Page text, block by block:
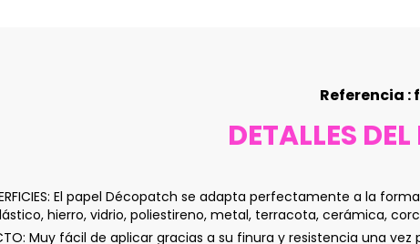
Referencia :
DETALLES
El papel Décopatch se adapta perfectamente a la
hierro, vidrio, poliestireno, metal, terracota, cerámica,
Muy fácil de aplicar gracias a su finura y resistencia una